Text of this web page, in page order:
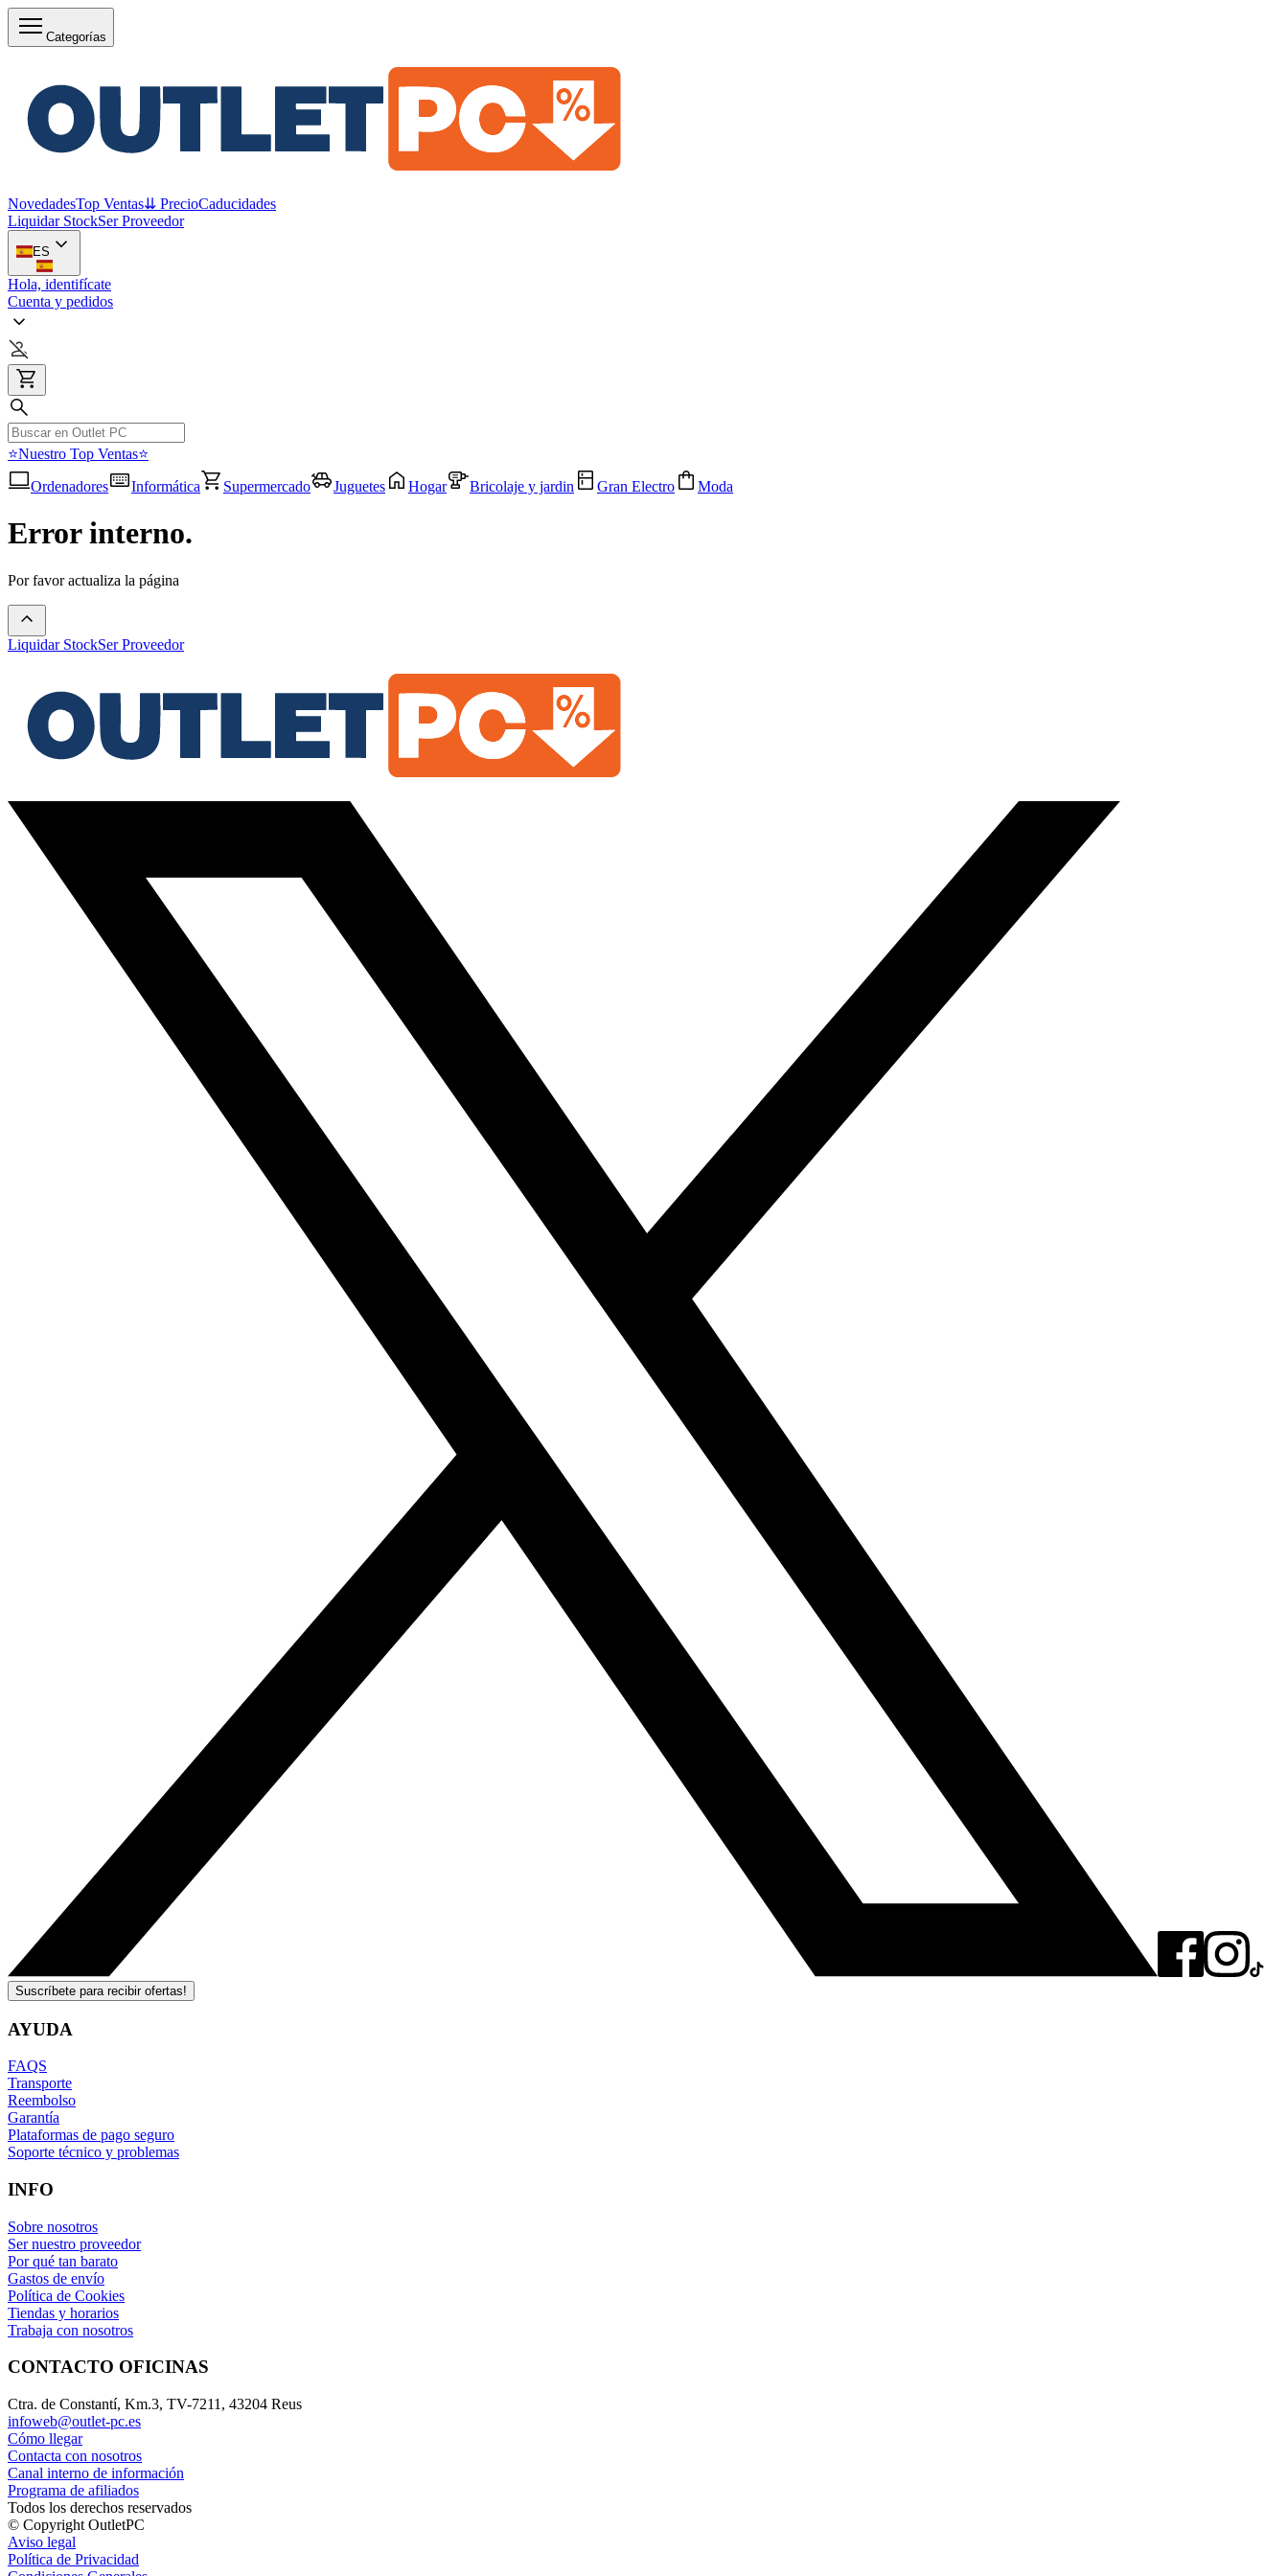
Categorías
NovedadesTop Ventas⇊ PrecioCaducidades
Liquidar StockSer Proveedor
ES
Hola, identifícate
Cuenta y pedidos
⭐Nuestro Top Ventas⭐
Ordenadores
Informática Supermercado Juguetes Hogar Bricolaje y jardin Gran Electro Moda
Error interno.
Por favor actualiza la página
Liquidar StockSer Proveedor
Suscríbete para recibir ofertas!
AYUDA
FAQS
Transporte
Reembolso
Garantía
Plataformas de pago seguro
Soporte técnico y problemas
INFO
Sobre nosotros
Ser nuestro proveedor
Por qué tan barato
Gastos de envío
Política de Cookies
Tiendas y horarios
Trabaja con nosotros
CONTACTO OFICINAS
Ctra. de Constantí, Km.3, TV-7211, 43204 Reus
infoweb@outlet-pc.es
Cómo llegar
Contacta con nosotros
Canal interno de información
Programa de afiliados
Todos los derechos reservados
© Copyright OutletPC
Aviso legal
Política de Privacidad